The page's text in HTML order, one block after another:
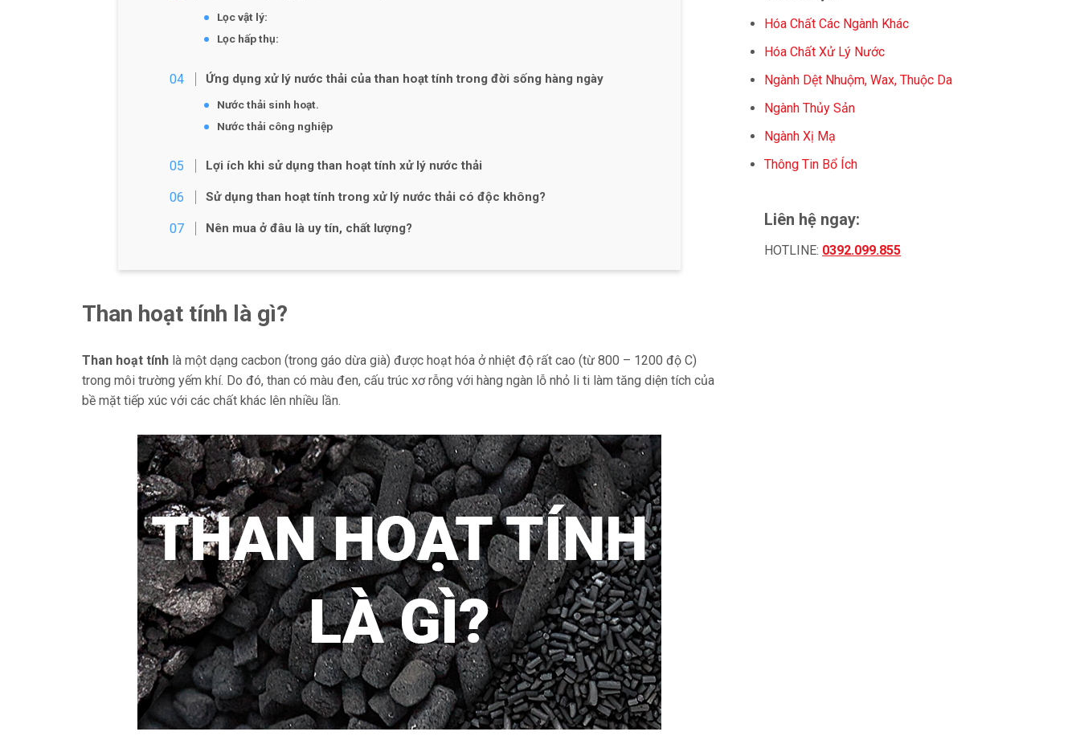
Lọc vật lý:
Lọc hấp thụ:
Ứng dụng xử lý nước thải của than hoạt tính trong đời sống hàng ngày
Nước thải sinh hoạt.
Nước thải công nghiệp
Lợi ích khi sử dụng than hoạt tính xử lý nước thải
Sử dụng than hoạt tính trong xử lý nước thải có độc không?
Nên mua ở đâu là uy tín, chất lượng?
Than hoạt tính là gì?
Than hoạt tính là một dạng cacbon (trong gáo dừa già) được hoạt hóa ở nhiệt độ rất cao (từ 800 – 1200 độ C)
trong môi trường yếm khí. Do đó, than có màu đen, cấu trúc xơ rỗng với hàng ngàn lỗ nhỏ li ti làm tăng diện tích của
bề mặt tiếp xúc với các chất khác lên nhiều lần.
Hóa Chất Các Ngành Khác
Hóa Chất Xử Lý Nước
Ngành Dệt Nhuộm, Wax, Thuộc Da
Ngành Thủy Sản
Ngành Xị Mạ
Thông Tin Bổ Ích
Liên hệ ngay:
HOTLINE: 0392.099.855